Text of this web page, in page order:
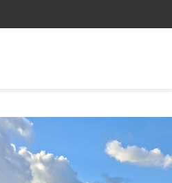
face à son premier rival